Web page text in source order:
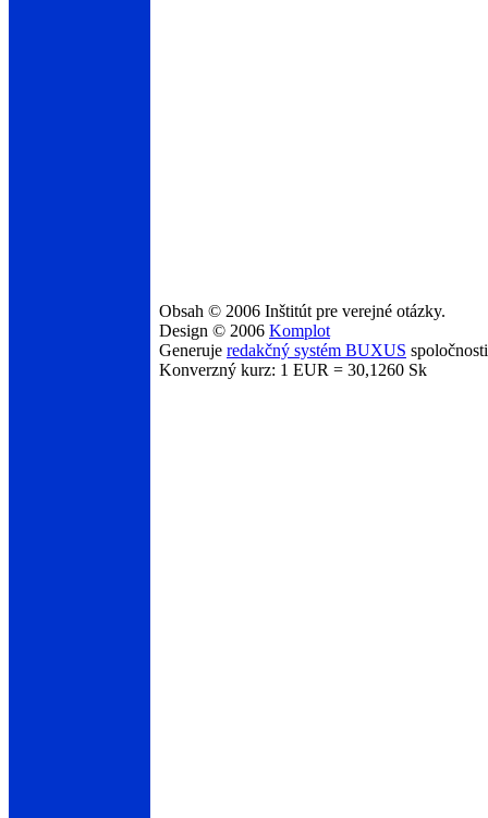
Obsah © 2006 Inštitút pre verejné otázky.
Design © 2006 Komplot
Generuje redakčný systém BUXUS
Konverzný kurz: 1 EUR = 30,1260 Sk